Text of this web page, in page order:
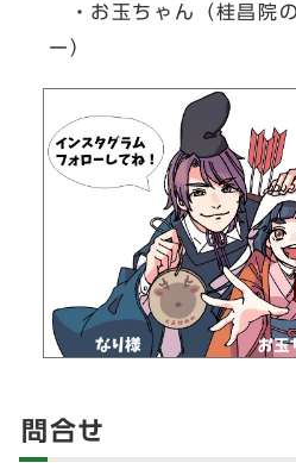
・お玉ちゃん（桂昌院
ー）
問合せ